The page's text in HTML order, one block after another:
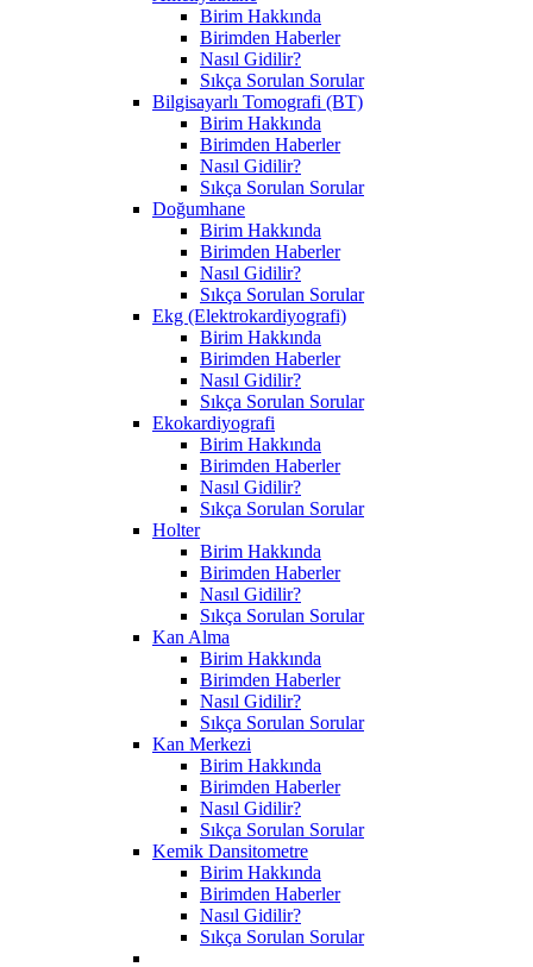
Birim Hakkında
Birimden Haberler
Nasıl Gidilir?
Sıkça Sorulan Sorular
Bilgisayarlı Tomografi (BT)
Birim Hakkında
Birimden Haberler
Nasıl Gidilir?
Sıkça Sorulan Sorular
Doğumhane
Birim Hakkında
Birimden Haberler
Nasıl Gidilir?
Sıkça Sorulan Sorular
Ekg (Elektrokardiyografi)
Birim Hakkında
Birimden Haberler
Nasıl Gidilir?
Sıkça Sorulan Sorular
Ekokardiyografi
Birim Hakkında
Birimden Haberler
Nasıl Gidilir?
Sıkça Sorulan Sorular
Holter
Birim Hakkında
Birimden Haberler
Nasıl Gidilir?
Sıkça Sorulan Sorular
Kan Alma
Birim Hakkında
Birimden Haberler
Nasıl Gidilir?
Sıkça Sorulan Sorular
Kan Merkezi
Birim Hakkında
Birimden Haberler
Nasıl Gidilir?
Sıkça Sorulan Sorular
Kemik Dansitometre
Birim Hakkında
Birimden Haberler
Nasıl Gidilir?
Sıkça Sorulan Sorular